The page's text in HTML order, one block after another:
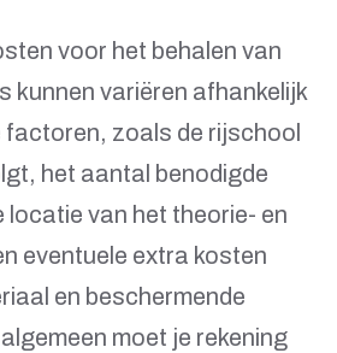
voor het behalen van
kunnen variëren afhankelijk
factoren, zoals de rijschool
het aantal benodigde
locatie van het theorie- en
eventuele extra kosten
en beschermende
moet je rekening